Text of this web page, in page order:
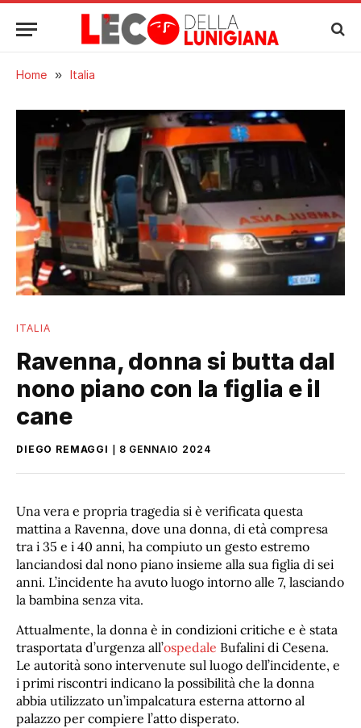
Home » Italia
ITALIA
Ravenna, donna si butta dal
nono piano con la figlia e il
cane
DIEGO REMAGGI 8 GENNAIO 2024
Una vera e propria tragedia si è verificata questa
mattina a Ravenna, dove una donna, di età compresa
tra i 35 e i 40 anni, ha compiuto un gesto estremo
lanciandosi dal nono piano insieme alla sua figlia di sei
anni. L’incidente ha avuto luogo intorno alle 7, lasciando
la bambina senza vita.
Attualmente, la donna è in condizioni critiche e è stata
trasportata d’urgenza all’ospedale Bufalini di Cesena.
Le autorità sono intervenute sul luogo dell’incidente, e
i primi riscontri indicano la possibilità che la donna
abbia utilizzato un’impalcatura esterna attorno al
palazzo per compiere l’atto disperato.